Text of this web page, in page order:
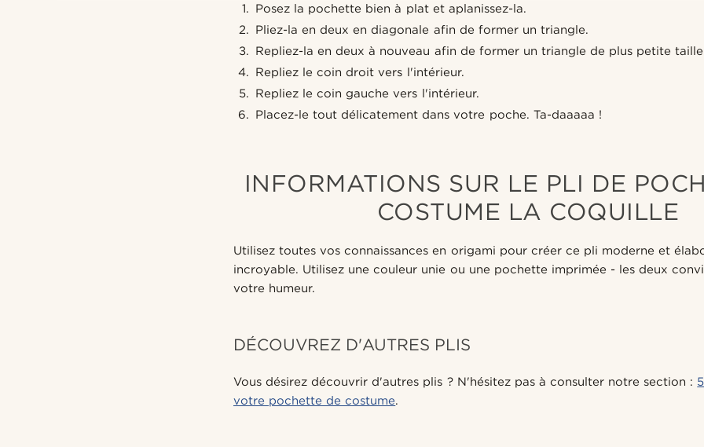
Posez la pochette bien à plat et aplanissez-la.
Pliez-la en deux en diagonale afin de former un triangle.
Repliez-la en deux à nouveau afin de former un triangle de plus petite
Repliez le coin droit vers l'intérieur.
Repliez le coin gauche vers l'intérieur.
Placez-le tout délicatement dans votre poche. Ta-daaaaa !
INFORMATIONS SUR LE PLI DE
COSTUME LA COQUILLE
Utilisez toutes vos connaissances en origami pour créer ce pli moderne et
incroyable. Utilisez une couleur unie ou une pochette imprimée - les deux
votre humeur.
DÉCOUVREZ D'AUTRES PLIS
Vous désirez découvrir d'autres plis ? N'hésitez pas à consulter notre section :
votre pochette de costume.